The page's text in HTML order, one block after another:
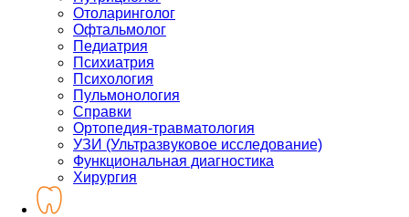
Отоларинголог
Офтальмолог
Педиатрия
Психиатрия
Психология
Пульмонология
Справки
Ортопедия-травматология
УЗИ (Ультразвуковое исследование)
Функциональная диагностика
Хирургия